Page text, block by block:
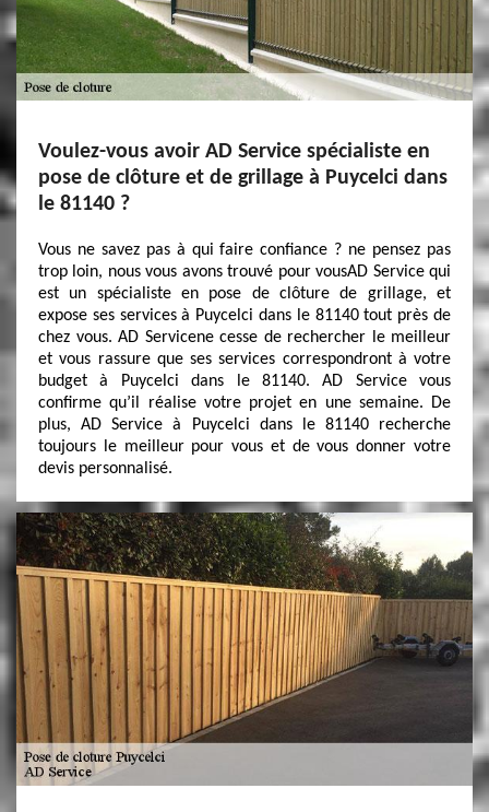
Voulez-vous avoir AD Service spécialiste en
pose de clôture et de grillage à Puycelci dans
le 81140 ?
Vous ne savez pas à qui faire confiance ? ne pensez pas
trop loin, nous vous avons trouvé pour vousAD Service qui
est un spécialiste en pose de clôture de grillage, et
expose ses services à Puycelci dans le 81140 tout près de
chez vous. AD Servicene cesse de rechercher le meilleur
et vous rassure que ses services correspondront à votre
budget à Puycelci dans le 81140. AD Service vous
confirme qu’il réalise votre projet en une semaine. De
plus, AD Service à Puycelci dans le 81140 recherche
toujours le meilleur pour vous et de vous donner votre
devis personnalisé.